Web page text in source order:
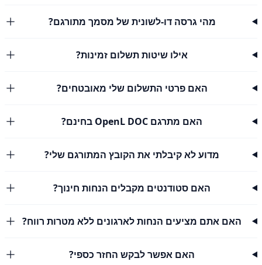
מהי גרסה דו-לשונית של מסמך מתורגם?
אילו שיטות תשלום זמינות?
האם פרטי התשלום שלי מאובטחים?
האם מתרגם OpenL DOC בחינם?
מדוע לא קיבלתי את הקובץ המתורגם שלי?
האם סטודנטים מקבלים הנחות חינוך?
האם אתם מציעים הנחות לארגונים ללא מטרות רווח?
האם אפשר לבקש החזר כספי?